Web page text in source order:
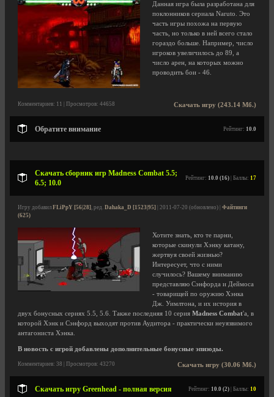
Данная игра была разработана для
поклонников сериала Naruto. Это
часть игры похожа на первую
часть, но только в ней всего стало
гораздо больше. Например, число
игроков увеличилось до 89, а
число арен, на которых можно
проводить бои - 46.
Скачать игру (243.14 Мб.)
Комментариев: 11 | Просмотров: 44658
Обратите внимание Рейтинг: 10.0
Скачать сборник игр Madness Combat 5.5;
6.5; 10.0
Рейтинг: 10.0 (16) | Баллы: 17
Игру добавил FLiPpY [56|28], ред. Dahaka_D [1523|95] | 2011-07-20 (обновлено) | Файтинги
(625)
Хотите знать, кто те парни,
которые скинули Хэнку катану,
жертвуя своей жизнью?
Интересует, что с ними
случилось? Вашему вниманию
представляю Сэнфорда и Деймоса
- товарищей по оружию Хэнка
Дж. Уимлтона, и их история в
двух бонусных сериях 5.5, 5.6. Также последняя 10 серия Madness Combat'а, в
которой Хэнк и Сэнфорд выходят против Аудитора - практически неуязвимого
антагониста Хэнка.
В новость с игрой добавлены дополнительные бонусные эпизоды.
Скачать игру (30.06 Мб.)
Комментариев: 38 | Просмотров: 43270
Скачать игру Greenhead - полная версия Рейтинг: 10.0 (2) | Баллы: 10